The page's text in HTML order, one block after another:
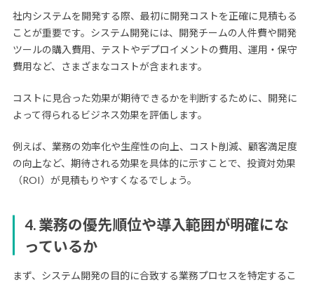
社内システムを開発する際、最初に開発コストを正確に見積もる
ことが重要です。システム開発には、開発チームの人件費や開発
ツールの購入費用、テストやデプロイメントの費用、運用・保守
費用など、さまざまなコストが含まれます。
コストに見合った効果が期待できるかを判断するために、開発に
よって得られるビジネス効果を評価します。
例えば、業務の効率化や生産性の向上、コスト削減、顧客満足度
の向上など、期待される効果を具体的に示すことで、投資対効果
（ROI）が見積もりやすくなるでしょう。
4. 業務の優先順位や導入範囲が明確にな
っているか
まず、システム開発の目的に合致する業務プロセスを特定するこ